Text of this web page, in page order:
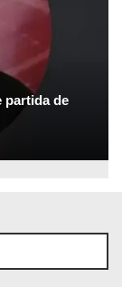
partida de